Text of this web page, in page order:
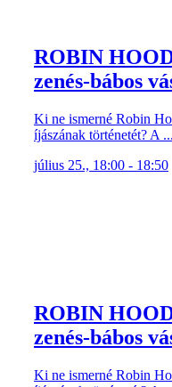
ROBIN
zenés-bábos
Ki ne ismerné Robin
íjászának történetét? A ...
július 25., 18:00 - 18:50
ROBIN
zenés-bábos
Ki ne ismerné Robin